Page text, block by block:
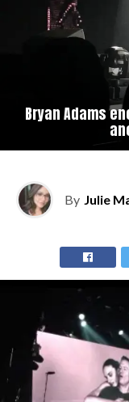
Bryan Adams
By Julie